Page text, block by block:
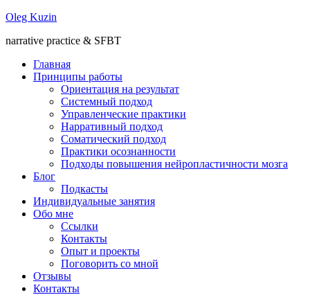
Oleg Kuzin
narrative practice & SFBT
Главная
Принципы работы
Ориентация на результат
Системный подход
Управленческие практики
Нарративный подход
Соматический подход
Практики осознанности
Подходы повышения нейропластичности мозга
Блог
Подкасты
Индивидуальные занятия
Обо мне
Ссылки
Контакты
Опыт и проекты
Поговорить со мной
Отзывы
Контакты